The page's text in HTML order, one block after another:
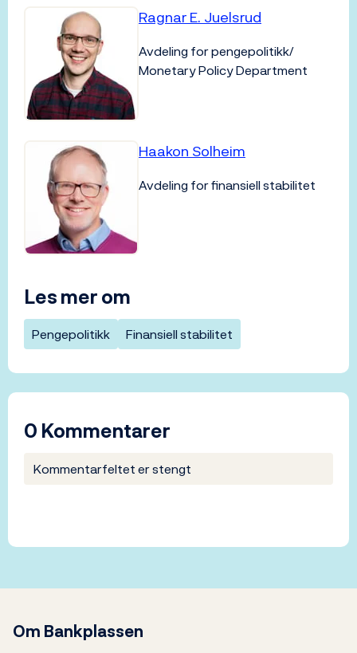
Ragnar E. Juelsrud
Avdeling for pengepolitikk/
Monetary Policy Department
Haakon Solheim
Avdeling for finansiell stabilitet
Les mer om
Pengepolitikk Finansiell stabilitet
0 Kommentarer
Kommentarfeltet er stengt
Om Bankplassen